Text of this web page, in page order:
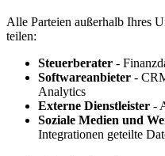
Alle Parteien außerhalb Ihres
teilen:
Steuerberater -
Softwareanbieter -
Analytics
Externe Dienstleister -
Soziale Medien und
Integrationen geteilte